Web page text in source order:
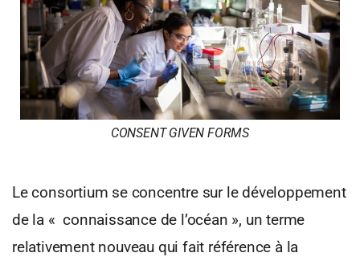
CONSENT GIVEN FORMS
Le consortium se concentre sur le développement
de la « connaissance de l’océan », un terme
relativement nouveau qui fait référence à la